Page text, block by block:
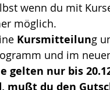
wenn du mit
möglich.
Kursmitteilung
und im
gelten nur bis
mußt du den